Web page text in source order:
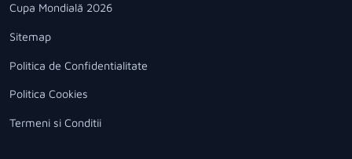
Cupa Mondială 2026
Sitemap
Politica de Confidentialitate
Politica Cookies
Termeni si Conditii